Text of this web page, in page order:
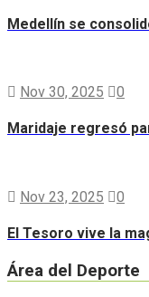
Medellín se
Nov 30, 2025 0
Maridaje regresó
Nov 23, 2025 0
El Tesoro vive la
Área del Deporte